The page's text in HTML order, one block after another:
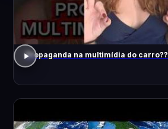
Propaganda na multimídia do carro??